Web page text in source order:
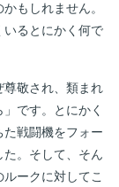
もしれません。
いるとにかく何で
敬され、類まれ
です。とにかく
戦闘機をフォー
。そして、そん
ークに対してこ